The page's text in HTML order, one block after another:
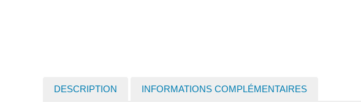
DESCRIPTION INFORMATIONS COMPLÉMENTAIRES